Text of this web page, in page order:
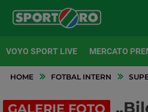
VOYO SPORT LIVE MERCATO
HOME FOTBAL INTERN
GALERIE FOTO